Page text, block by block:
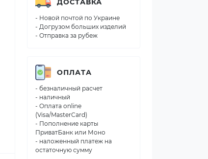
- Новой почтой по Украине
- Догрузом больших изделий
- Отправка за рубеж
ОПЛАТА
- безналичный расчет
- наличный
- Оплата online
(Visa/MasterCard)
- Пополнение карты
ПриватБанк или Моно
- наложенный платеж на
остаточную сумму